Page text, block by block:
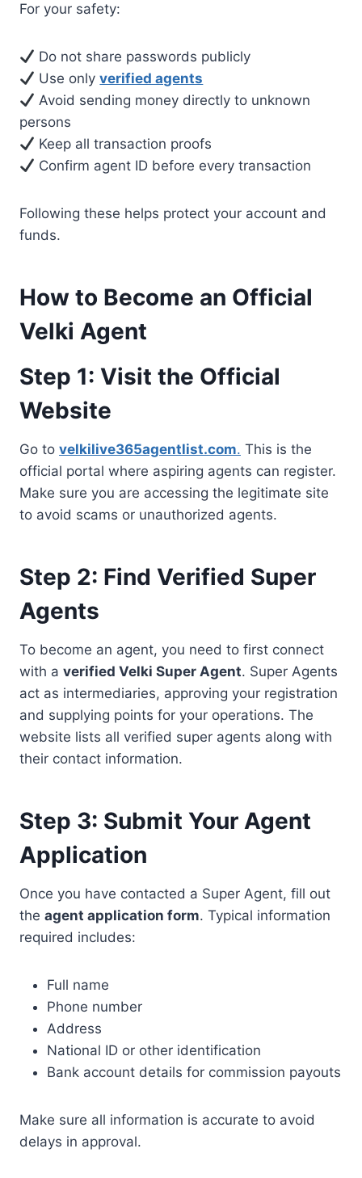
For your safety:
Do not share passwords publicly
Use onlyverified agents
Avoid sending money directly to unknown
persons
Keep all transaction proofs
Confirm agent ID before every transaction
Following these helps protect your account and
funds.
How to Become an Official
Velki Agent
Step 1: Visit the Official
Website
Go to velkilive365agentlist.com. This is the
official portal where aspiring agents can register.
Make sure you are accessing the legitimate site
to avoid scams or unauthorized agents.
Step 2: Find Verified Super
Agents
To become an agent, you need to first connect
with a verified Velki Super Agent. Super Agents
act as intermediaries, approving your registration
and supplying points for your operations. The
website lists all verified super agents along with
their contact information.
Step 3: Submit Your Agent
Application
Once you have contacted a Super Agent, fill out
the agent application form. Typical information
required includes:
Full name
Phone number
Address
National ID or other identification
Bank account details for commission payouts
Make sure all information is accurate to avoid
delays in approval.